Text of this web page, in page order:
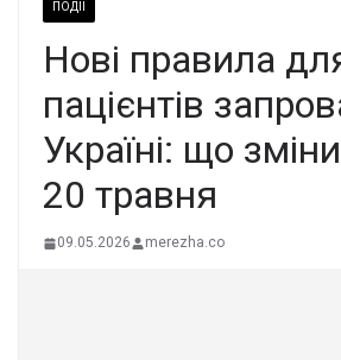
ПОДІЇ
Нові правила
пацієнтів
Україні: що
20 травня
09.05.2026 merezha.co